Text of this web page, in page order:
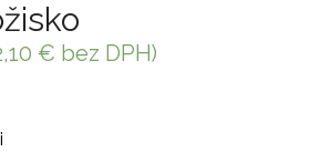
€ bez DPH)